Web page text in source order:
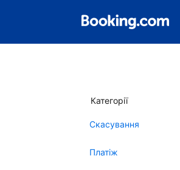
Категорії
Скасування
Платіж